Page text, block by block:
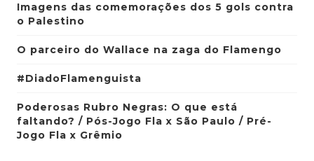
Imagens das comemorações dos 5 gols contra
o Palestino
O parceiro do Wallace na zaga do Flamengo
#DiadoFlamenguista
Poderosas Rubro Negras: O que está
faltando? / Pós-Jogo Fla x São Paulo / Pré-
Jogo Fla x Grêmio